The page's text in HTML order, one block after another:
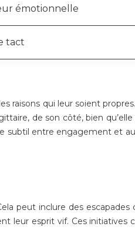
émotionnelle
tact
raisons qui leur soient
de son côté, bien qu’elle
subtil entre engagement et
peut inclure des escapades
leur esprit vif. Ces initiatives